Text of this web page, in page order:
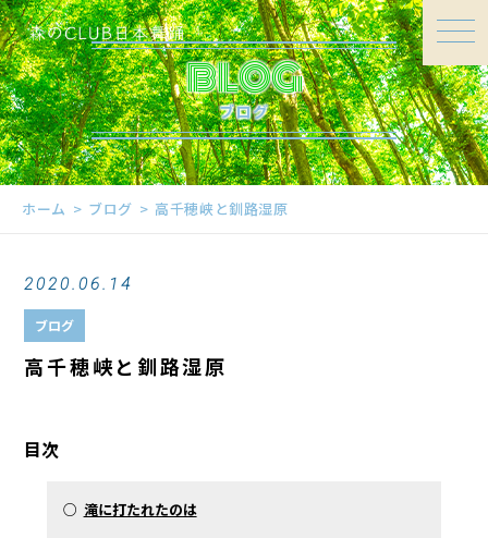
BLOG
ブログ
ホーム ブログ 高千穂峡と釧路湿原
2020.06.14
ブログ
高千穂峡と釧路湿原
目次
○ 滝に打たれたのは